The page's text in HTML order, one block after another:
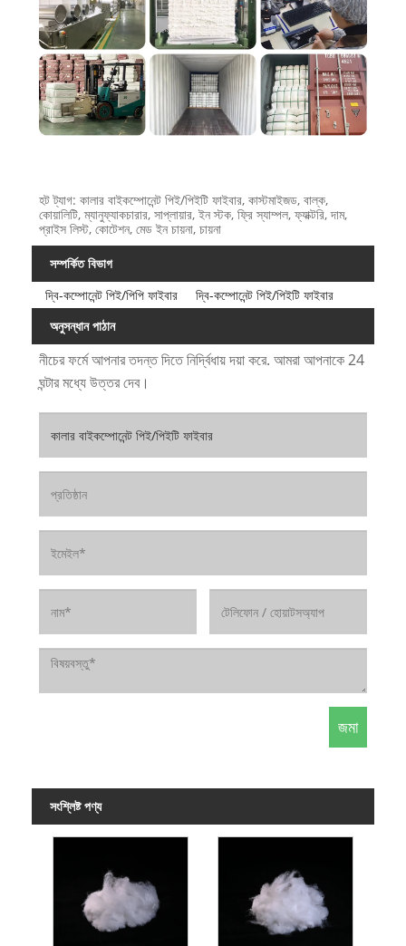
হট ট্যাগ: কালার বাইকম্পোনেন্ট পিই/পিইটি ফাইবার, কাস্টমাইজড, বাল্ক,
কোয়ালিটি, ম্যানুফ্যাকচারার, সাপ্লায়ার, ইন স্টক, ফ্রি স্যাম্পল, ফ্যাক্টরি, দাম,
প্রাইস লিস্ট, কোটেশন, মেড ইন চায়না, চায়না
সম্পর্কিত বিভাগ
দ্বি-কম্পোনেন্ট পিই/পিপি ফাইবার
দ্বি-কম্পোনেন্ট পিই/পিইটি ফাইবার
অনুসন্ধান পাঠান
নীচের ফর্মে আপনার তদন্ত দিতে নির্দ্বিধায় দয়া করে. আমরা আপনাকে 24
ঘন্টার মধ্যে উত্তর দেব।
সংশ্লিষ্ট পণ্য